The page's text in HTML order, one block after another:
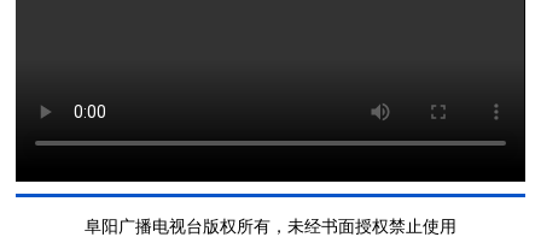
阜阳广播电视台版权所有，未经书面授权禁止使用